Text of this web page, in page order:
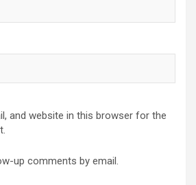
and website in this browser for the
up comments by email.